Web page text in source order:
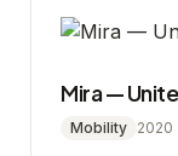
Mira —
Mobility 2020